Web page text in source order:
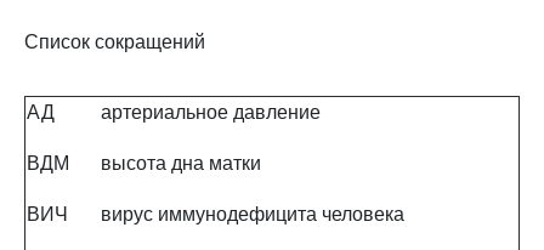
Список сокращений
АД артериальное давление
ВДМ высота дна матки
ВИЧ вирус иммунодефицита человека